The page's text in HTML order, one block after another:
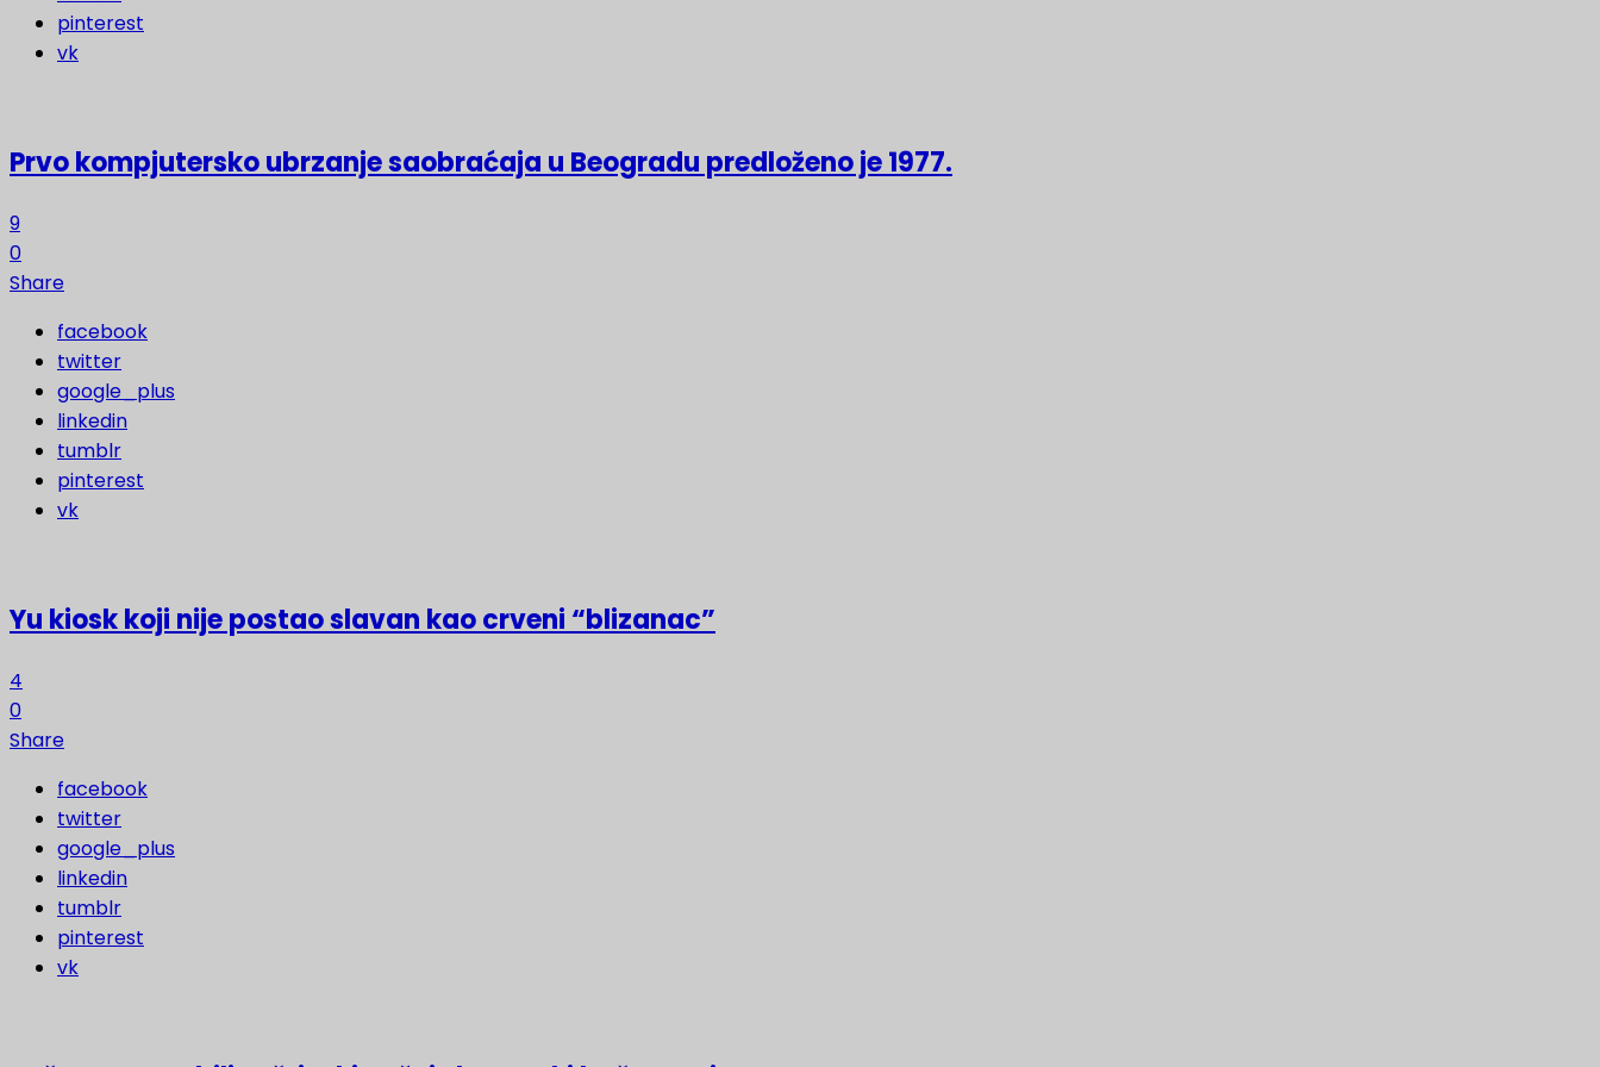
pinterest
vk
Prvo kompjutersko ubrzanje saobraćaja u Beogradu predloženo je 1977.
9
0
Share
facebook
twitter
google_plus
linkedin
tumblr
pinterest
vk
Yu kiosk koji nije postao slavan kao crveni “blizanac”
4
0
Share
facebook
twitter
google_plus
linkedin
tumblr
pinterest
vk